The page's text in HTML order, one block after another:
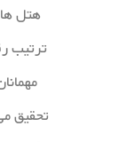
هتل
ترتیب
تحقیق